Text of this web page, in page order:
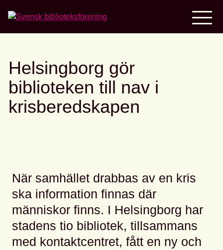
Helsingborg gör
biblioteken till nav i
krisberedskapen
När samhället drabbas av en kris
ska information finnas där
människor finns. I Helsingborg har
stadens tio bibliotek, tillsammans
med kontaktcentret, fått en ny och